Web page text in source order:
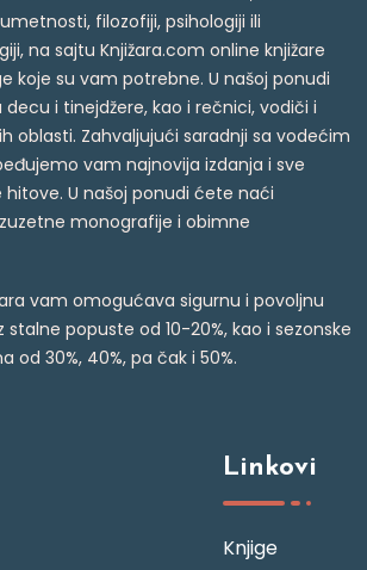
filozofiji, psihologiji ili
na sajtu Knjižara.com online knjižare
koje su vam potrebne. U našoj ponudi
decu i tinejdžere, kao i rečnici, vodiči i
oblasti. Zahvaljujući saradnji sa vodećim
vam najnovija izdanja i sve
hitove. U našoj ponudi ćete naći
monografije i obimne
vam omogućava sigurnu i povoljnu
stalne popuste od 10-20%, kao i sezonske
od 30%, 40%, pa čak i 50%.
Linkovi
Knjige